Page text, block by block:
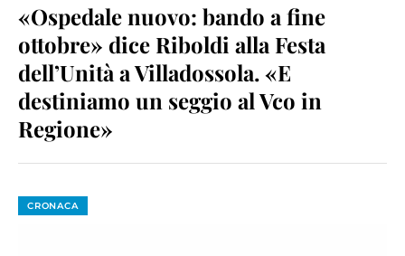
«Ospedale nuovo: bando a fine
ottobre» dice Riboldi alla Festa
dell’Unità a Villadossola. «E
destiniamo un seggio al Vco in
Regione»
CRONACA